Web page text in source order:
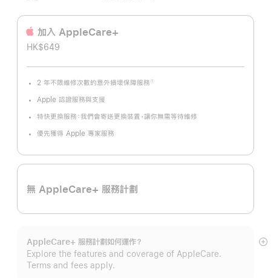
加入 AppleCare+
HK$649
2 年不限維修次數的意外損壞保障服務 ①
Apple 認證服務與支援
特快更換服務：我們會寄送更換裝置，讓你無需等待維修
優先獲得 Apple 專家服務
無 AppleCare+ 服務計劃
AppleCare+ 服務計劃如何運作？
Explore the features and coverage of AppleCare.
Terms and fees apply.
顯